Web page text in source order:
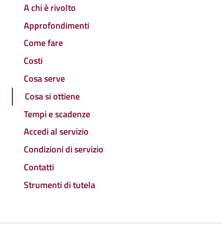
A chi è rivolto
Approfondimenti
Come fare
Costi
Cosa serve
Cosa si ottiene
Tempi e scadenze
Accedi al servizio
Condizioni di servizio
Contatti
Strumenti di tutela